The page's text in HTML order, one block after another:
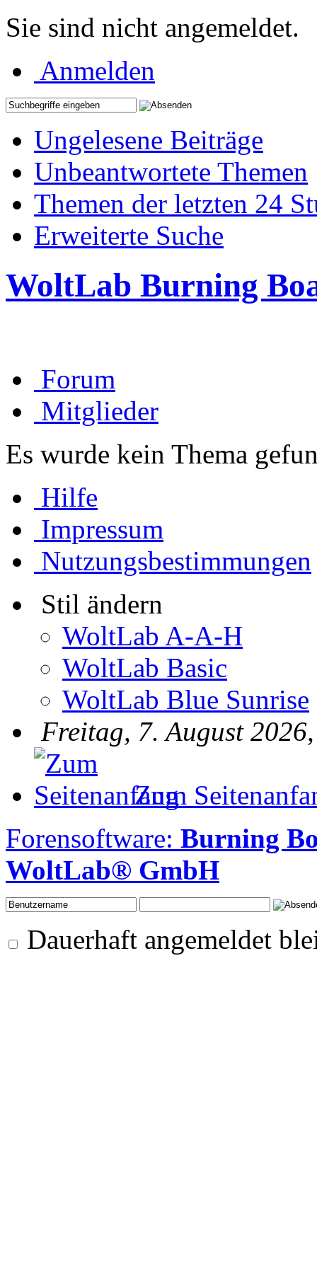
Sie sind nicht angemeldet.
Anmelden
Ungelesene Beiträge
Unbeantwortete Themen
Themen der letzten 24
Erweiterte Suche
WoltLab Burning
Forum
Mitglieder
Es wurde kein Thema
Hilfe
Impressum
Nutzungsbestimmungen
Stil ändern
WoltLab A-A-H
WoltLab Basic
WoltLab Blue Sunrise
Freitag, 7. August
Zum
Forensoftware: Burning
WoltLab® GmbH
Dauerhaft angemeldet